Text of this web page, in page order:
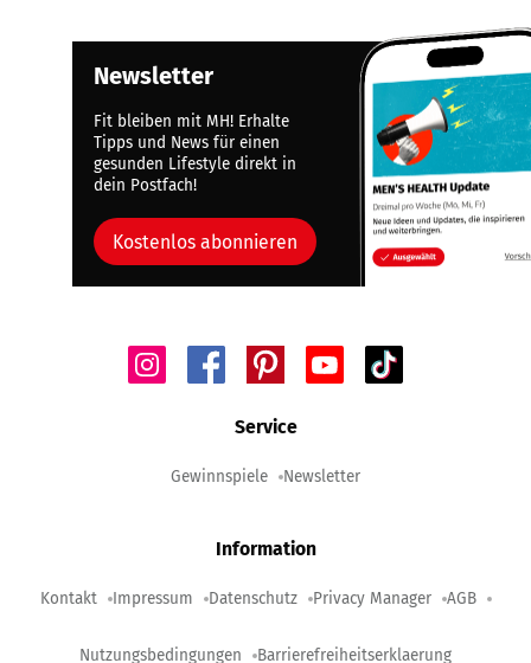
Newsletter
Fit bleiben mit MH! Erhalte
Tipps und News für einen
gesunden Lifestyle direkt in
dein Postfach!
Kostenlos abonnieren
Service
Gewinnspiele Newsletter
Information
Kontakt Impressum Datenschutz Privacy Manager AGB
Nutzungsbedingungen Barrierefreiheitserklaerung